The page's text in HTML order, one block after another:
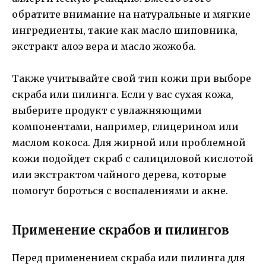
обратите внимание на натуральные и мягкие
ингредиенты, такие как масло шиповника,
экстракт алоэ вера и масло жожоба.
Также учитывайте свой тип кожи при выборе
скраба или пилинга. Если у вас сухая кожа,
выберите продукт с увлажняющими
компонентами, например, глицерином или
маслом кокоса. Для жирной или проблемной
кожи подойдет скраб с салициловой кислотой
или экстрактом чайного дерева, которые
помогут бороться с воспалениями и акне.
Применение скрабов и пилингов
Перед применением скраба или пилинга для